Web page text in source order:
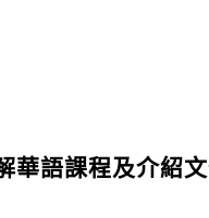
華語課程及介紹